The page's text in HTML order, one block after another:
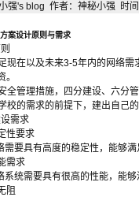
强's blog 作者：神秘小强 时
案设计原则与需求
现在以及未来3-5年内的网络
。
全管理措施，四分建设、六分
校的需求的前提下，建出自己
需求
性要求
需要具有高度的稳定性，能够
需求
系统需要具有很高的性能，能
阻